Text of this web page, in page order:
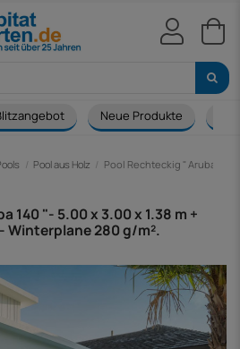
Neue Produkte
Pool aus Holz Pool Rechteckig " Aruba 140
140 "- 5.00 x 3.00 x 1.38 m +
Winterplane 280 g/m².